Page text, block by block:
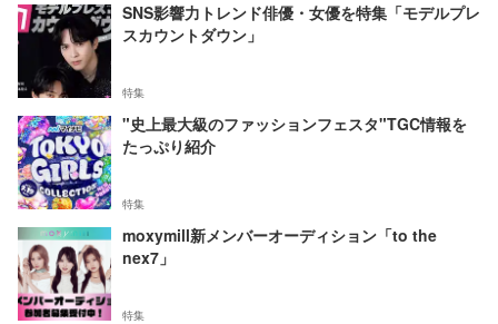
SNS影響力トレンド俳優・女優を特集「モデルプレ
スカウントダウン」
特集
"史上最大級のファッションフェスタ"TGC情報を
たっぷり紹介
特集
moxymill新メンバーオーディション「to the
nex7」
特集